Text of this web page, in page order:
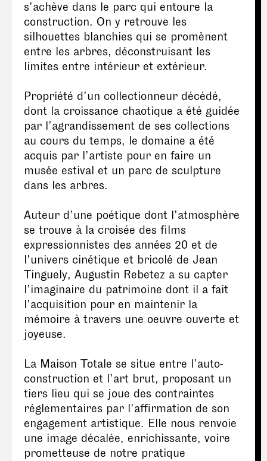
s'achève dans le parc qui entoure la
construction. On y retrouve les
silhouettes blanchies qui se promènent
entre les arbres, déconstruisant les
limites entre intérieur et extérieur.
Propriété d’un collectionneur décédé,
dont la croissance chaotique a été guidée
par l’agrandissement de ses collections
au cours du temps, le domaine a été
acquis par l’artiste pour en faire un
musée estival et un parc de sculpture
dans les arbres.
Auteur d’une poétique dont l’atmosphère
se trouve à la croisée des films
expressionnistes des années 20 et de
l'univers cinétique et bricolé de Jean
Tinguely, Augustin Rebetez a su capter
l’imaginaire du patrimoine dont il a fait
l’acquisition pour en maintenir la
mémoire à travers une oeuvre ouverte et
joyeuse.
La Maison Totale se situe entre l’auto-
construction et l’art brut, proposant un
tiers lieu qui se joue des contraintes
réglementaires par l'affirmation de son
engagement artistique. Elle nous renvoie
une image décalée, enrichissante, voire
prometteuse de notre pratique